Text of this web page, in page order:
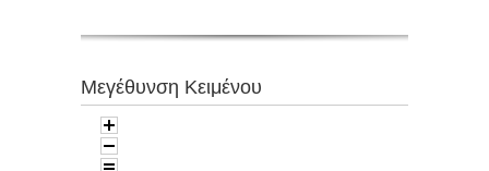
Μεγέθυνση Κειμένου